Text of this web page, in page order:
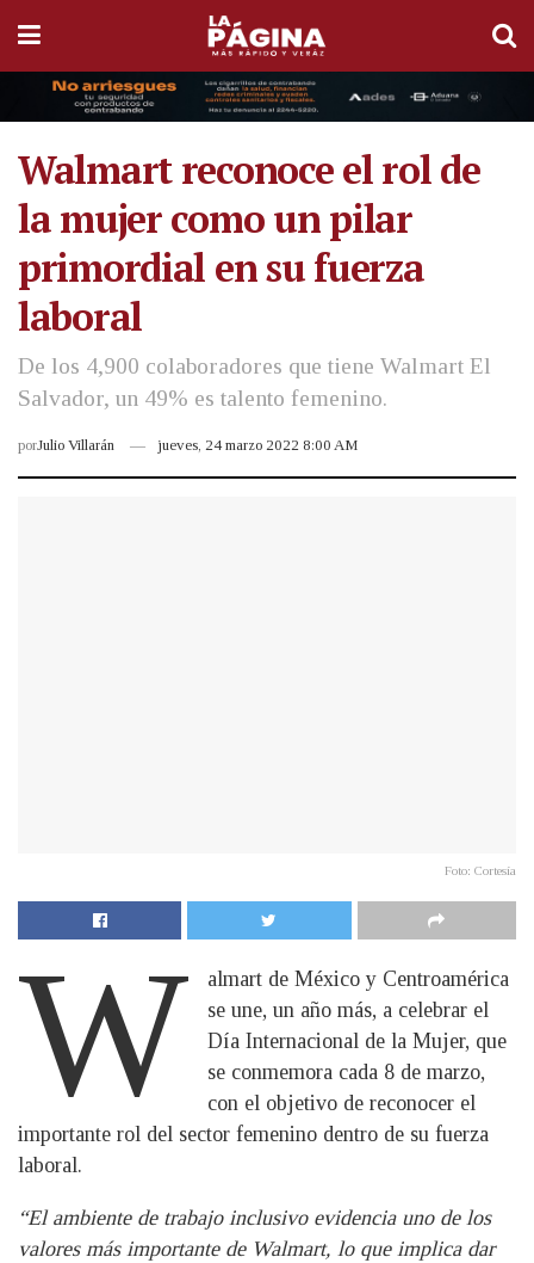
Walmart reconoce el rol de
la mujer como un pilar
primordial en su fuerza
laboral
De los 4,900 colaboradores que tiene Walmart El
Salvador, un 49% es talento femenino.
porJulio Villarán jueves, 24 marzo 2022 8:00 AM
Foto: Cortesía
W
almart de México y Centroamérica
se une, un año más, a celebrar el
Día Internacional de la Mujer, que
se conmemora cada 8 de marzo,
con el objetivo de reconocer el
importante rol del sector femenino dentro de su fuerza
laboral.
“El ambiente de trabajo inclusivo evidencia uno de los
valores más importante de Walmart, lo que implica dar